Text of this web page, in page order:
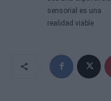
sensorial es una
realidad viable